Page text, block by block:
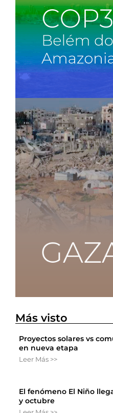
Más visto
Proyectos solares vs
en nueva etapa
Leer Más >>
El fenómeno El Niño
y octubre